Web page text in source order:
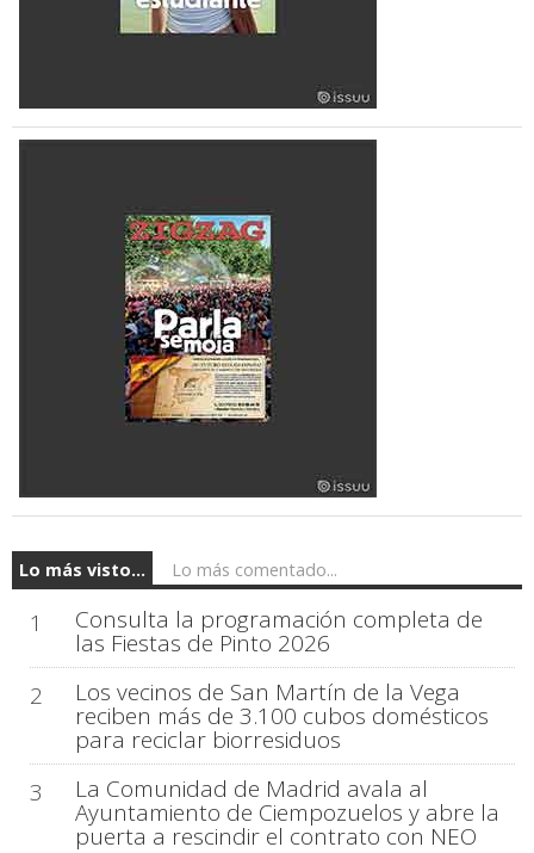
Lo más visto... Lo más comentado...
1 Consulta la programación completa de
las Fiestas de Pinto 2026
2
Los vecinos de San Martín de la Vega
reciben más de 3.100 cubos domésticos
para reciclar biorresiduos
3
La Comunidad de Madrid avala al
Ayuntamiento de Ciempozuelos y abre la
puerta a rescindir el contrato con NEO